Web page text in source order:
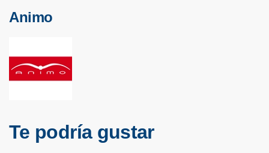
Animo
Te podría gustar